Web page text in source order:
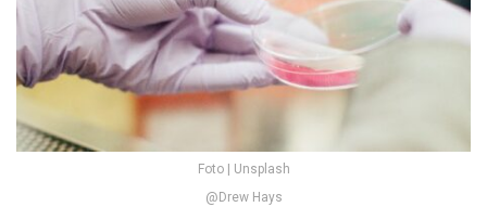
Foto | Unsplash
@Drew Hays